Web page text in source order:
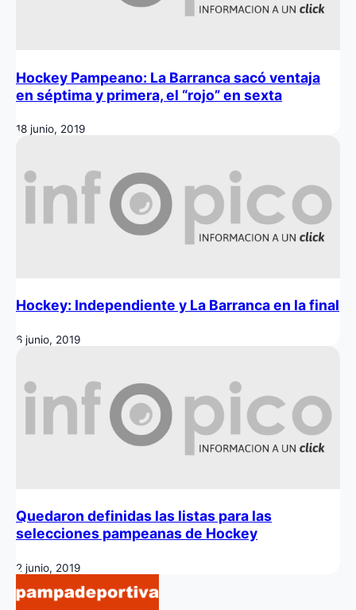
Hockey Pampeano: La Barranca sacó ventaja
en séptima y primera, el “rojo” en sexta
18 junio, 2019
Hockey: Independiente y La Barranca en la final
6 junio, 2019
Quedaron definidas las listas para las
selecciones pampeanas de Hockey
2 junio, 2019